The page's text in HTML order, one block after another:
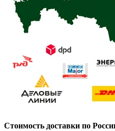
Стоимость доставки по